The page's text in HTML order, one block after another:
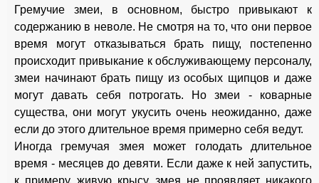
Гремучие змеи, в основном, быстро привыкают к
содержанию в неволе. Не смотря на то, что они первое
время могут отказываться брать пищу, постепенно
происходит привыкание к обслуживающему персоналу,
змеи начинают брать пищу из особых щипцов и даже
могут давать себя потрогать. Но змеи - коварные
существа, они могут укусить очень неожиданно, даже
если до этого длительное время примерно себя ведут.
Иногда гремучая змея может голодать длительное
время - месяцев до девяти. Если даже к ней запустить,